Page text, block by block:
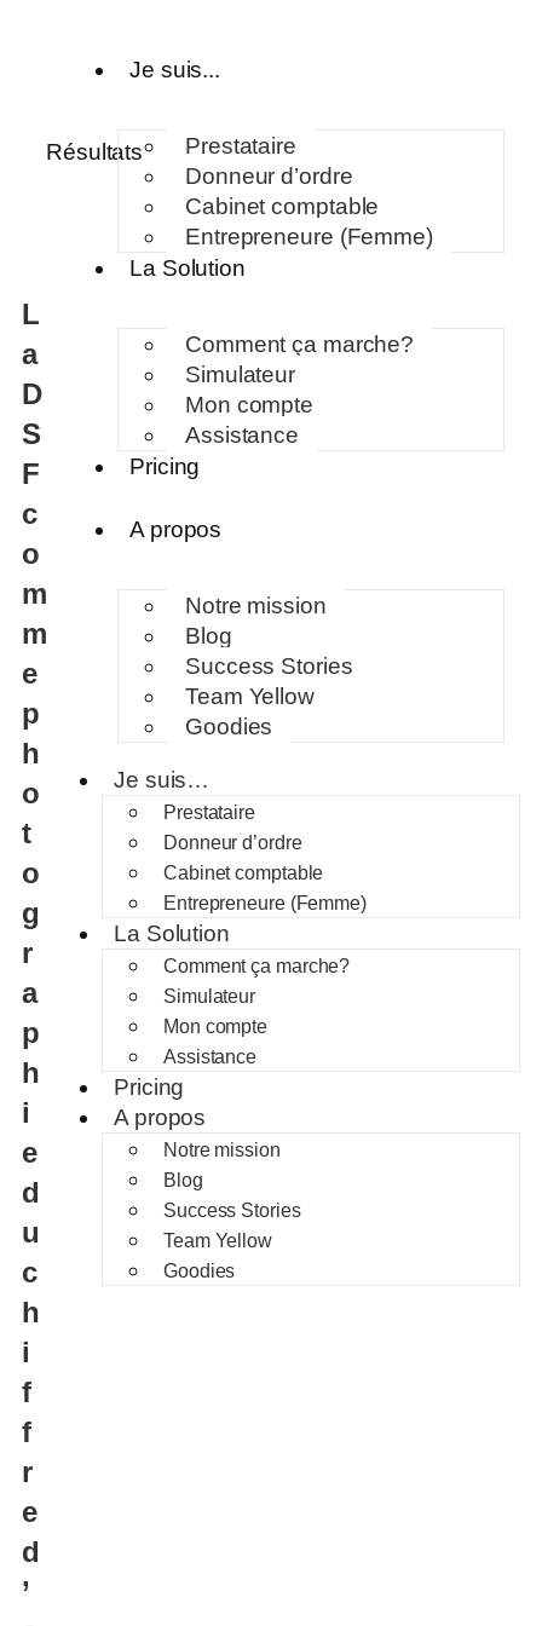
Je suis...
Prestataire
Donneur d’ordre
Cabinet comptable
Entrepreneure (Femme)
La Solution
Comment ça marche?
Simulateur
Mon compte
Assistance
Pricing
A propos
Notre mission
Blog
Success Stories
Team Yellow
Goodies
Je suis…
Prestataire
Donneur d’ordre
Cabinet comptable
Entrepreneure (Femme)
La Solution
Comment ça marche?
Simulateur
Mon compte
Assistance
Pricing
A propos
Notre mission
Blog
Success Stories
Team Yellow
Goodies
Résultats
L
a
D
S
F
c
o
m
m
e
p
h
o
t
o
g
r
a
p
h
i
e
d
u
c
h
i
f
f
r
e
d
’